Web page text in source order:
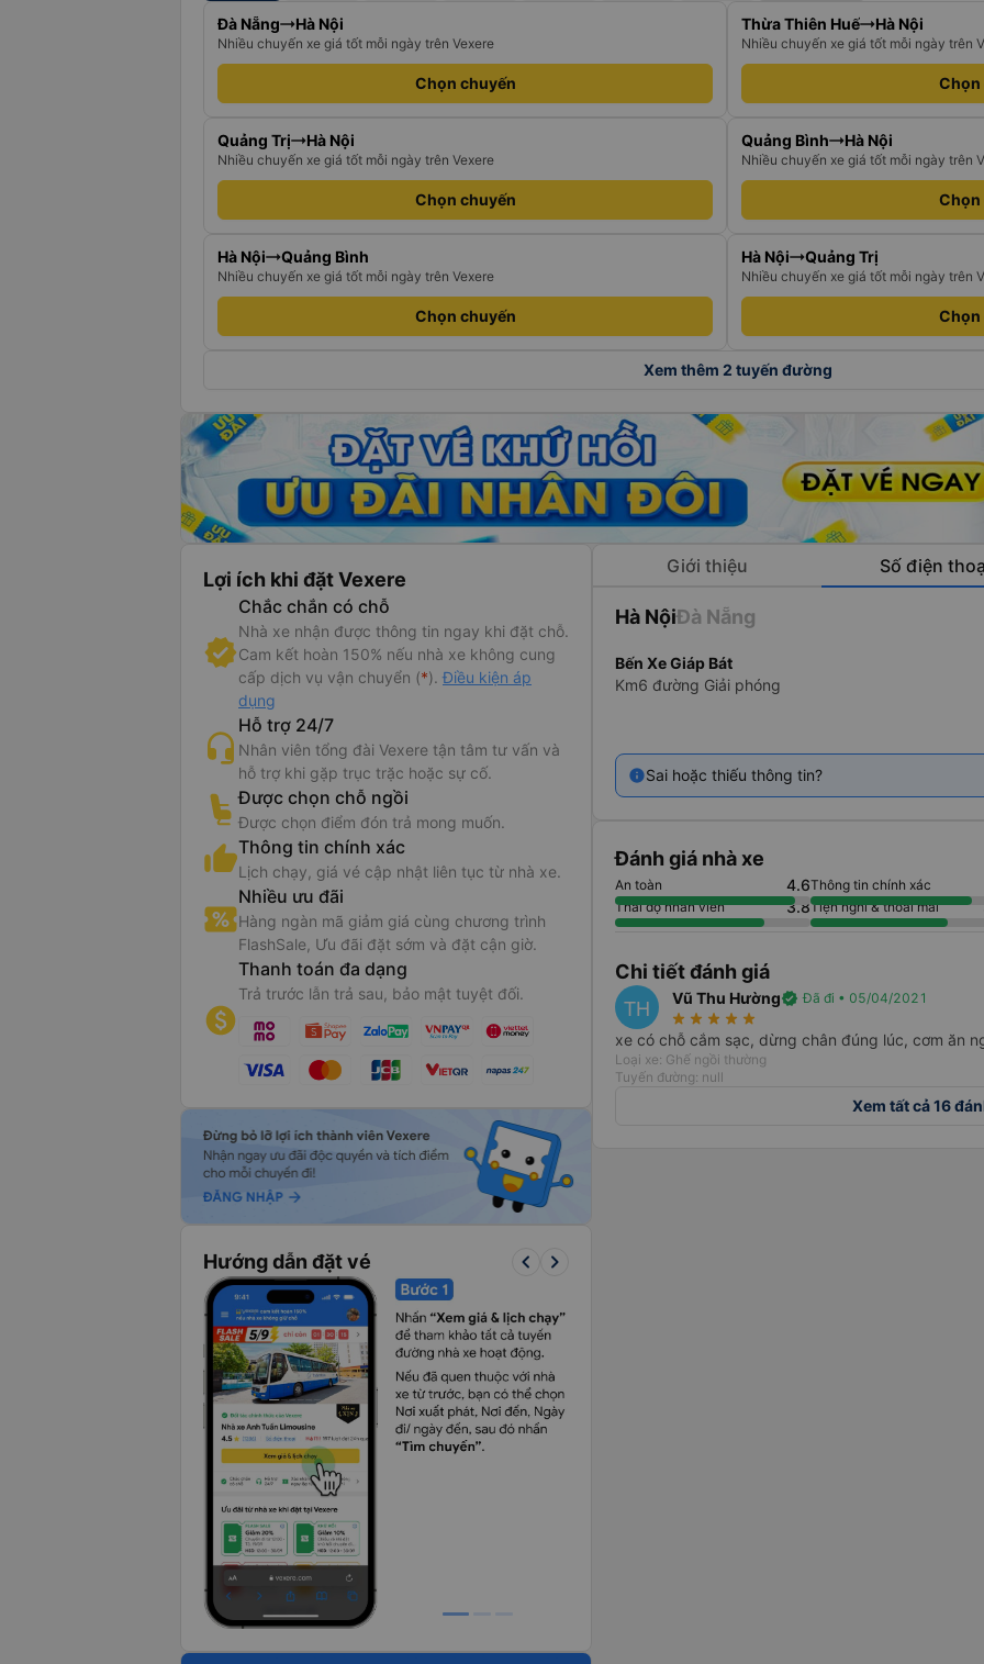
Đà Nẵng Hà Nội
Nhiều chuyến xe giá tốt mỗi ngày trên Vexere
Chọn chuyến
Thừa Thiên Huế Hà Nội
Nhiều chuyến xe giá tốt mỗi ngày trên
Chọn
Quảng Trị Hà Nội
Nhiều chuyến xe giá tốt mỗi ngày trên Vexere
Chọn chuyến
Quảng Bình Hà Nội
Nhiều chuyến xe giá tốt mỗi ngày trên
Chọn
Hà Nội Quảng Bình
Nhiều chuyến xe giá tốt mỗi ngày trên Vexere
Chọn chuyến
Hà Nội Quảng Trị
Nhiều chuyến xe giá tốt mỗi ngày trên
Chọn
Xem thêm 2 tuyến đường
Lợi ích khi đặt Vexere
Chắc chắn có chỗ
Nhà xe nhận được thông tin ngay khi đặt chỗ.
Cam kết hoàn 150% nếu nhà xe không cung
cấp dịch vụ vận chuyển (*). Điều kiện áp
dụng
Hỗ trợ 24/7
Nhân viên tổng đài Vexere tận tâm tư vấn và
hỗ trợ khi gặp trục trặc hoặc sự cố.
Được chọn chỗ ngồi
Được chọn điểm đón trả mong muốn.
Thông tin chính xác
Lịch chạy, giá vé cập nhật liên tục từ nhà xe.
Nhiều ưu đãi
Hàng ngàn mã giảm giá cùng chương trình
FlashSale, Ưu đãi đặt sớm và đặt cận giờ.
Thanh toán đa dạng
Trả trước lẫn trả sau, bảo mật tuyệt đối.
Hướng dẫn đặt vé keyboard_arrow_left keyboard_arrow_right
Giới thiệu Số điện
Hà NộiĐà Nẵng
Bến Xe Giáp Bát
Km6 đường Giải phóng
Sai hoặc thiếu thông tin?
Đánh giá nhà xe
An toàn 4.6Thông tin chính xác
Thái độ nhân viên 3.8Tiện nghi & thoải mái
Chi tiết đánh giá
TH Vũ Thu Hườngverified Đã đi • 05/04/2021
star_rate star_rate star_rate star_rate star_rate
xe có chỗ cắm sạc, dừng chân đúng lúc, cơm ăn
Loại xe: Ghế ngồi thường
Tuyến đường: null
Xem tất cả 16